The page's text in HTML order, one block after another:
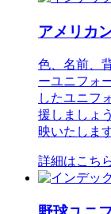
アメリカ
色、名前、
ーユニフォ
したユニフ
援しましょ
映いたします
詳細はこち